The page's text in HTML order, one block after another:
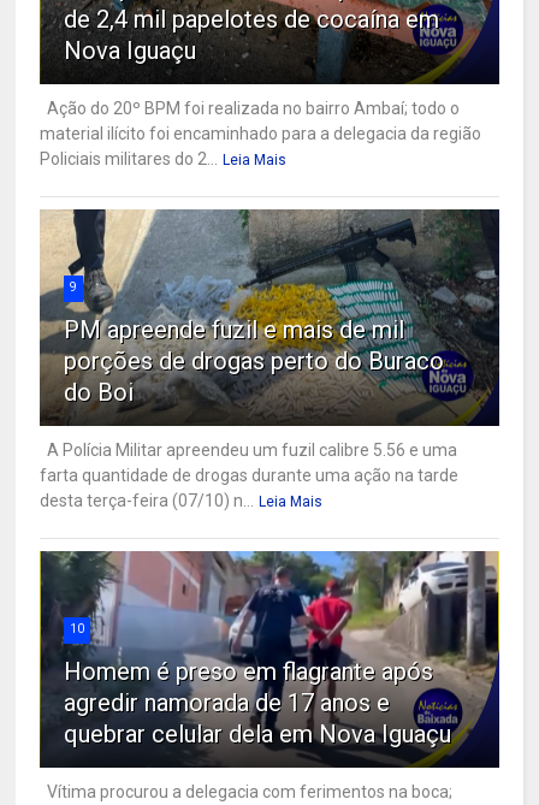
de 2,4 mil papelotes de cocaína em
Nova Iguaçu
Ação do 20º BPM foi realizada no bairro Ambaí; todo o
material ilícito foi encaminhado para a delegacia da região
Policiais militares do 2...
Leia Mais
9
PM apreende fuzil e mais de mil
porções de drogas perto do Buraco
do Boi
A Polícia Militar apreendeu um fuzil calibre 5.56 e uma
farta quantidade de drogas durante uma ação na tarde
desta terça-feira (07/10) n...
Leia Mais
10
Homem é preso em flagrante após
agredir namorada de 17 anos e
quebrar celular dela em Nova Iguaçu
Vítima procurou a delegacia com ferimentos na boca;